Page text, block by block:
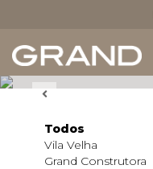
Todos
Vila Velha
Grand Construtora